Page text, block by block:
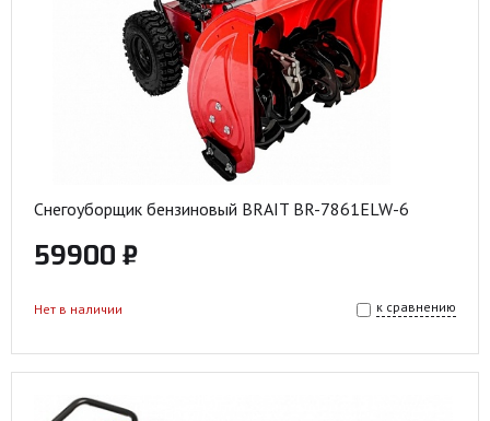
Снегоуборщик бензиновый BRAIT BR-7861ELW-6
59900 ₽
к сравнению
Нет в наличии